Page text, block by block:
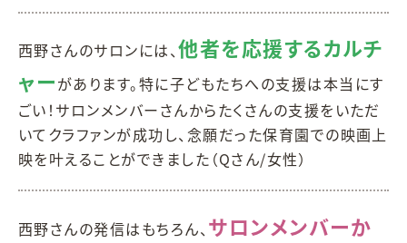
西野さんのサロンには、他者を応援するカルチ
ャーがあります。特に子どもたちへの支援は本当にす
ごい！サロンメンバーさんからたくさんの支援をいただ
いてクラファンが成功し、念願だった保育園での映画上
映を叶えることができました（Qさん/女性）
西野さんの発信はもちろん、 サロンメンバーか